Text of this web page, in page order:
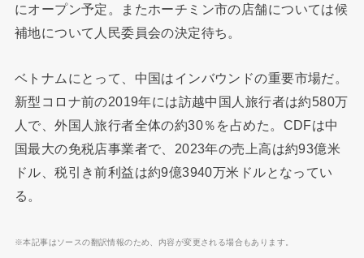
にオープン予定。またホーチミン市の店舗については候
補地について人民委員会の決定待ち。
ベトナムにとって、中国はインバウンドの重要市場だ。
新型コロナ前の2019年には訪越中国人旅行者は約580万
人で、外国人旅行者全体の約30％を占めた。CDFは中
国最大の免税店事業者で、2023年の売上高は約93億米
ドル、税引き前利益は約9億3940万米ドルとなってい
る。
※本記事はソースの翻訳情報のため、内容が変更される場合もあります。